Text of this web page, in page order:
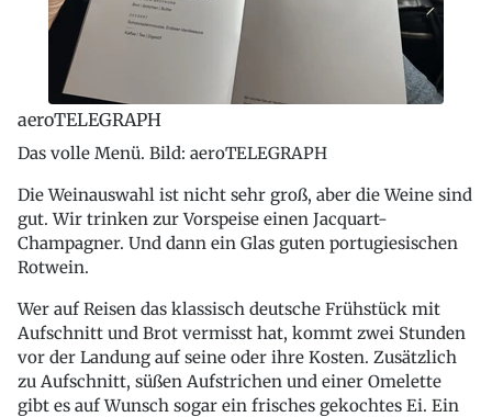
aeroTELEGRAPH
Das volle Menü. Bild: aeroTELEGRAPH
Die Weinauswahl ist nicht sehr groß, aber die Weine sind
gut. Wir trinken zur Vorspeise einen Jacquart-
Champagner. Und dann ein Glas guten portugiesischen
Rotwein.
Wer auf Reisen das klassisch deutsche Frühstück mit
Aufschnitt und Brot vermisst hat, kommt zwei Stunden
vor der Landung auf seine oder ihre Kosten. Zusätzlich
zu Aufschnitt, süßen Aufstrichen und einer Omelette
gibt es auf Wunsch sogar ein frisches gekochtes Ei. Ein